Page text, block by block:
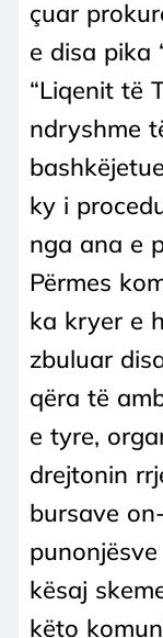
çuar
e disa pika
“Liqenit të
ndryshme
ky i
nga ana e
Përmes
ka kryer e
zbuluar
qëra të
e tyre,
drejtonin
bursave
kësaj
këto